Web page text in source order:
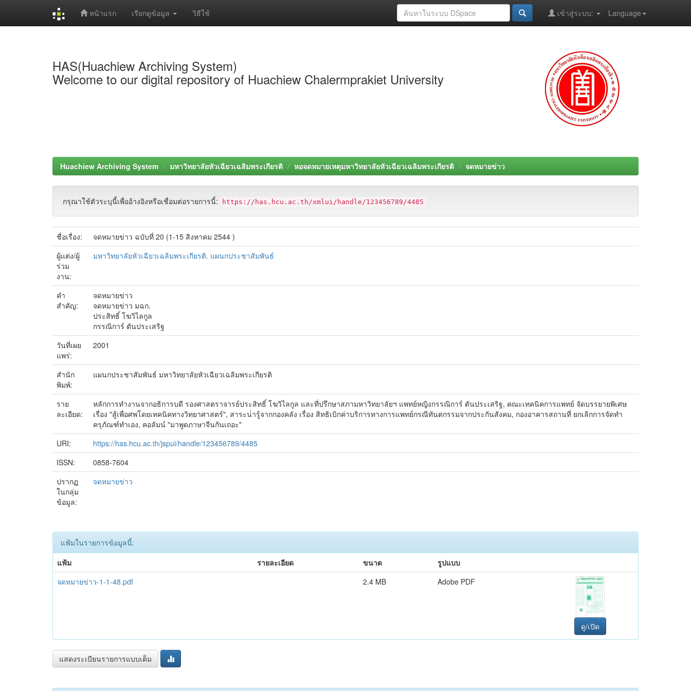
หน้าแรก เรียกดูข้อมูล วิธีใช้ Language
เข้าสู่ระบบ:
HAS(Huachiew Archiving System)
Welcome to our digital repository of Huachiew Chalermprakiet University
Huachiew Archiving System มหาวิทยาลัยหัวเฉียวเฉลิมพระเกียรติ หอจดหมายเหตุมหาวิทยาลัยหัวเฉียวเฉลิมพระเกียรติ จดหมายข่าว
กรุณาใช้ตัวระบุนี้เพื่ออ้างอิงหรือเชื่อมต่อรายการนี้: https://has.hcu.ac.th/xmlui/handle/123456789/4485
ชื่อเรื่อง:
จดหมายข่าว ฉบับที่ 20 (1-15 สิงหาคม 2544 )
ผู้แต่ง/ผู้
ร่วม
งาน:
มหาวิทยาลัยหัวเฉียวเฉลิมพระเกียรติ. แผนกประชาสัมพันธ์
คำ
สำคัญ:
จดหมายข่าว
จดหมายข่าว มฉก.
ประสิทธิ์ โฆวิไลกูล
กรรณิการ์ ตันประเสริฐ
วันที่เผย
แพร่:
2001
สำนัก
พิมพ์:
แผนกประชาสัมพันธ์ มหาวิทยาลัยหัวเฉียวเฉลิมพระเกียรติ
ราย
ละเอียด:
หลักการทำงานจากอธิการบดี รองศาสตราจารย์ประสิทธิ์ โฆวิไลกูล และที่ปรึกษาสภามหาวิทยาลัยฯ แพทย์หญิงกรรณิการ์ ตันประเสริฐ, คณะเทคนิคการแพทย์ จัดบรรยายพิเศษ
เรื่อง "สู้เพื่อศพโดยเทคนิคทางวิทยาศาสตร์", สาระน่่ารู้จากกองคลัง เรื่อง สิทธิเบิกค่าบริการทางการแพทย์กรณีทันตกรรมจากประกันสังคม, กองอาคารสถานที่ ยกเลิกการจัดทำ
ครุภัณฑ์ทำเอง, คอลัมน์ "มาพูดภาษาจีนกันเถอะ"
URI:
https://has.hcu.ac.th/jspui/handle/123456789/4485
ISSN:
0858-7604
ปรากฏ
ในกลุ่ม
ข้อมูล:
จดหมายข่าว
แฟ้มในรายการข้อมูลนี้:
แฟ้ม
รายละเอียด ขนาด
รูปแบบ
จดหมายข่าว-1-1-48.pdf
2.4 MB Adobe PDF
ดู/เปิด
แสดงระเบียนรายการแบบเต็ม